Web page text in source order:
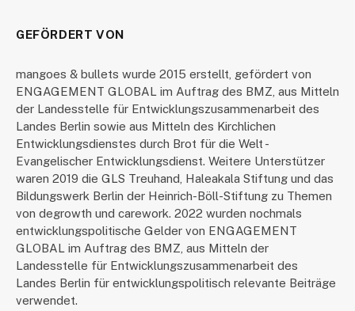
GEFÖRDERT VON
mangoes & bullets wurde 2015 erstellt, gefördert von
ENGAGEMENT GLOBAL im Auftrag des BMZ, aus Mitteln
der Landesstelle für Entwicklungszusammenarbeit des
Landes Berlin sowie aus Mitteln des Kirchlichen
Entwicklungsdienstes durch Brot für die Welt -
Evangelischer Entwicklungsdienst. Weitere Unterstützer
waren 2019 die GLS Treuhand, Haleakala Stiftung und das
Bildungswerk Berlin der Heinrich-Böll-Stiftung zu Themen
von degrowth und carework. 2022 wurden nochmals
entwicklungspolitische Gelder von ENGAGEMENT
GLOBAL im Auftrag des BMZ, aus Mitteln der
Landesstelle für Entwicklungszusammenarbeit des
Landes Berlin für entwicklungspolitisch relevante Beiträge
verwendet.